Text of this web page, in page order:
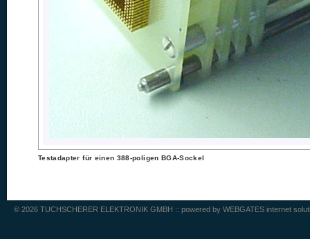
Testadapter für einen 388-poligen BGA-Sockel
© 2026 TUCHSCHERER ELEKTRONIK GMBH :: powered by WEBGATES internet